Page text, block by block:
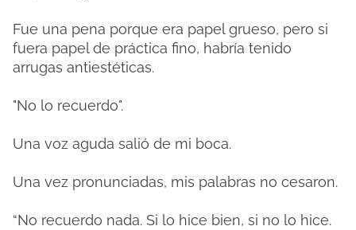
Fue una pena porque era papel grueso, pero si
fuera papel de práctica fino, habría tenido
arrugas antiestéticas.
"No lo recuerdo".
Una voz aguda salió de mi boca.
Una vez pronunciadas, mis palabras no cesaron.
“No recuerdo nada. Si lo hice bien, si no lo hice.